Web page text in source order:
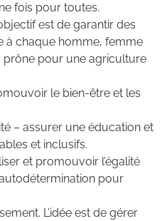
fois pour toutes.
est de garantir des
à chaque homme, femme
prône pour une agriculture
le bien-être et les
– assurer une éducation et
et inclusifs.
et promouvoir l’égalité
pour
L’idée est de gérer